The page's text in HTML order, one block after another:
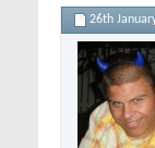
26th